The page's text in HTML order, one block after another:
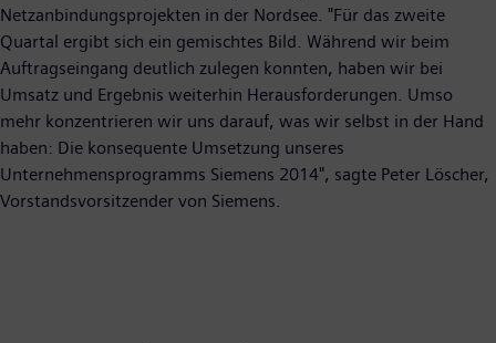
Netzanbindungsprojekten in der Nordsee. "Für das zweite
Quartal ergibt sich ein gemischtes Bild. Während wir beim
Auftragseingang deutlich zulegen konnten, haben wir bei
Umsatz und Ergebnis weiterhin Herausforderungen. Umso
mehr konzentrieren wir uns darauf, was wir selbst in der Hand
haben: Die konsequente Umsetzung unseres
Unternehmensprogramms Siemens 2014", sagte Peter Löscher,
Vorstandsvorsitzender von Siemens.